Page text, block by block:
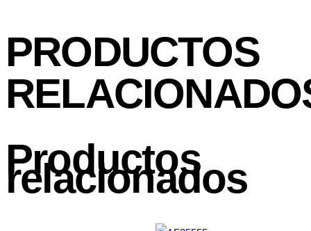
PRODUCTOS
Productos
relacionados